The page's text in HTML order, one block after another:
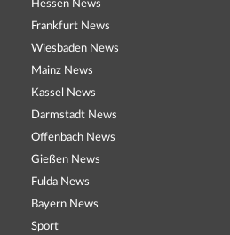
Hessen News
Frankfurt News
Wiesbaden News
Mainz News
Kassel News
Darmstadt News
Offenbach News
Gießen News
Fulda News
Bayern News
Sport